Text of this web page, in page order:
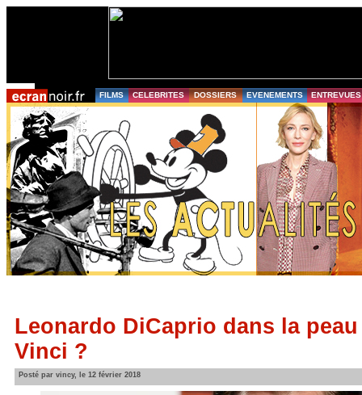
FILMS CELEBRITES DOSSIERS EVENEMENTS ENTREVUES
Leonardo DiCaprio dans la
Vinci ?
Posté par vincy, le 12 février 2018